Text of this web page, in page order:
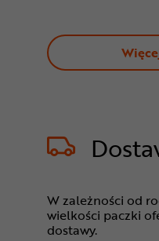
W zależności od
wielkości paczki
dostawy.